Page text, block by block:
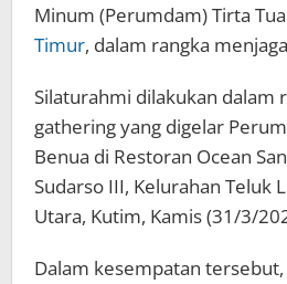
Minum (Perumdam) Tirta
Timur, dalam rangka
Silaturahmi dilakukan dalam
gathering yang digelar
Benua di Restoran Ocean
Sudarso III, Kelurahan Teluk
Utara, Kutim, Kamis (31/3/
Dalam kesempatan tersebut,